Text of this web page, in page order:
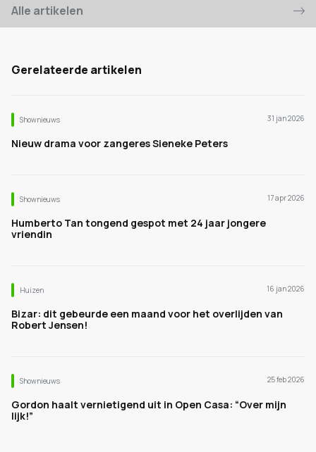
Alle artikelen
Gerelateerde artikelen
Shownieuws 31 jan 2026
Nieuw drama voor zangeres Sieneke Peters
Shownieuws 17 apr 2026
Humberto Tan tongend gespot met 24 jaar jongere
vriendin
Huizen 16 jan 2026
Bizar: dit gebeurde een maand voor het overlijden van
Robert Jensen!
Shownieuws 25 feb 2026
Gordon haalt vernietigend uit in Open Casa: “Over mijn
lijk!”